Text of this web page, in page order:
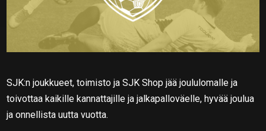
SJK:n joukkueet, toimisto ja SJK Shop jää joululomalle ja
toivottaa kaikille kannattajille ja jalkapalloväelle, hyvää joulua
ja onnellista uutta vuotta.